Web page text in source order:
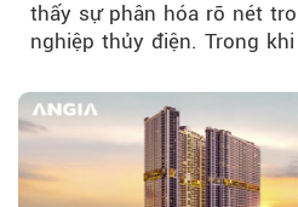
thấy sự phân hóa rõ nét
nghiệp thủy điện. Trong